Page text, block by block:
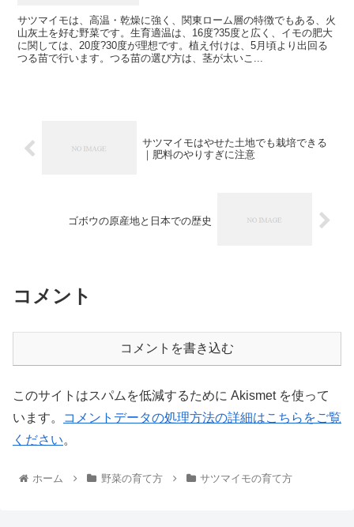
サツマイモは、高温・乾燥に強く、関東ローム層の特徴でもある、火
山灰土を好む野菜です。生育適温は、16度?35度と広く、イモの肥大
に関しては、20度?30度が理想です。植え付けは、5月頃より出回る
つる苗で行います。つる苗の選び方は、茎が太いこ...
サツマイモはやせた土地でも栽培できる
｜肥料のやりすぎに注意
ゴボウの原産地と日本での歴史
コメント
コメントを書き込む
このサイトはスパムを低減するために Akismet を使って
います。
コメントデータの処理方法の詳細はこちらをご覧
ください。
ホーム 野菜の育て方 サツマイモの育て方